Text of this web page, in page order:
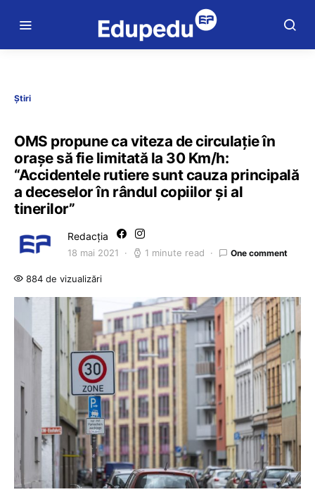
Știri
OMS propune ca viteza de circulație în
orașe să fie limitată la 30 Km/h:
“Accidentele rutiere sunt cauza principală
a deceselor în rândul copiilor și al
tinerilor”
Redacția
18 mai 2021 1 minute read One comment
884 de vizualizări